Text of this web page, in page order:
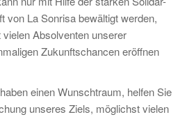
von La Sonrisa bewältigt werden,
Absolventen unserer
Zukunftschancen eröffnen
einen Wunschtraum, helfen Sie
unseres Ziels, möglichst vielen